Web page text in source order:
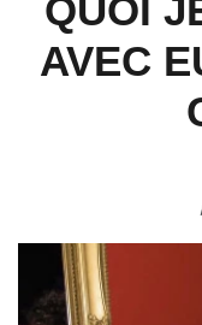
QUOI
AVEC